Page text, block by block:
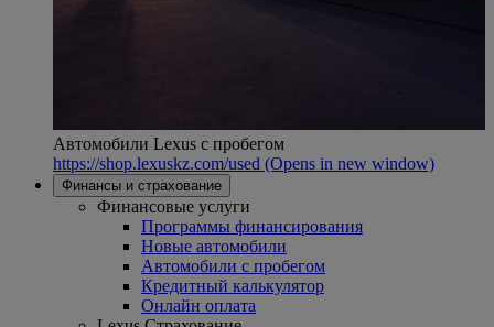
Автомобили Lexus с пробегом
https://shop.lexuskz.com/used (Opens in new window)
Финансы и страхование
Финансовые услуги
Программы финансирования
Новые автомобили
Автомобили с пробегом
Кредитный калькулятор
Онлайн оплата